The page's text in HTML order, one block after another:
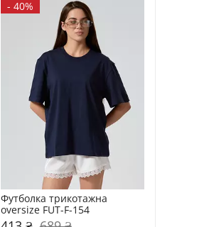
- 40%
Футболка трикотажна
oversize FUT-F-154